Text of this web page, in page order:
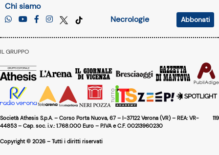
Chi siamo
Necrologie
Abbonati
IL GRUPPO
119
Società Athesis S.p.A. – Corso Porta Nuova, 67 – I-37122 Verona (VR) – REA: VR-
44853 – Cap. soc. i.v.: 1.768.000 Euro – P.IVA e C.F. 00213960230
Copyright © 2026 – Tutti i diritti riservati